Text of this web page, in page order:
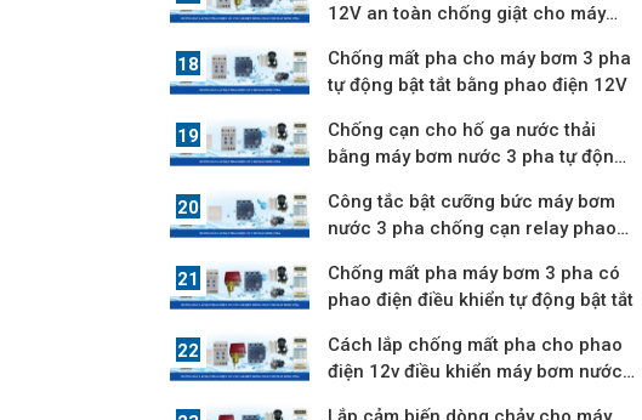
12V an toàn chống giật cho máy
Chống mất pha cho máy bơm 3 pha
tự động bật tắt bằng phao điện 12V
Chống cạn cho hố ga nước thải
bằng máy bơm nước 3 pha tự động
Công tắc bật cưỡng bức máy bơm
nước 3 pha chống cạn relay phao
Chống mất pha máy bơm 3 pha có
phao điện điều khiển tự động bật tắt
Cách lắp chống mất pha cho phao
điện 12v điều khiển máy bơm nước